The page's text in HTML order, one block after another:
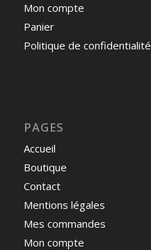
Mon compte
Panier
Politique de confidentialité
PAGES
Accueil
Boutique
Contact
Mentions légales
Mes commandes
Mon compte